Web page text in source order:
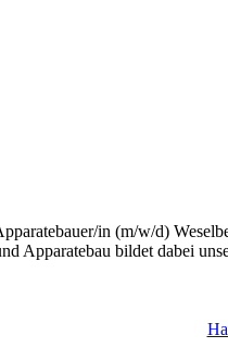
in (m/w/d)
Apparatebau bildet dabei